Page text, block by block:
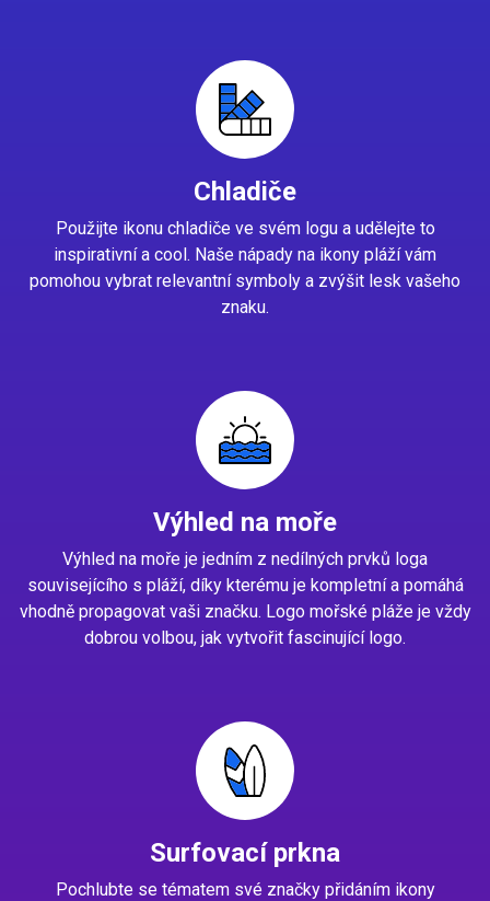
Chladiče
Použijte ikonu chladiče ve svém logu a udělejte to
inspirativní a cool. Naše nápady na ikony pláží vám
pomohou vybrat relevantní symboly a zvýšit lesk vašeho
znaku.
Výhled na moře
Výhled na moře je jedním z nedílných prvků loga
souvisejícího s pláží, díky kterému je kompletní a pomáhá
vhodně propagovat vaši značku. Logo mořské pláže je vždy
dobrou volbou, jak vytvořit fascinující logo.
Surfovací prkna
Pochlubte se tématem své značky přidáním ikony